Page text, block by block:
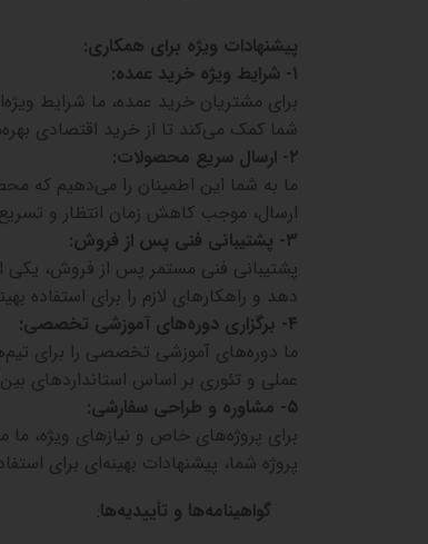
پیشنهادات ویژه برای همکاری:
۱- شرایط ویژه خرید عمده:
برای مشتریان خرید عمده، ما شرایط
شما کمک می‌کند تا از خرید اقتصادی
۲- ارسال سریع محصولات:
ما به شما این اطمینان را می‌دهیم که
ارسال، موجب کاهش زمان انتظار و
۳- پشتیبانی فنی پس از فروش:
پشتیبانی فنی مستمر پس از فروش، یکی
دهد و راهکارهای لازم را برای استفاده
۴- برگزاری دوره‌های آموزشی تخصصی:
ما دوره‌های آموزشی تخصصی را برای
عملی و تئوری بر اساس استانداردهای
۵- مشاوره و طراحی سفارشی:
برای پروژه‌های خاص و نیازهای ویژه،
پروژه شما، پیشنهادات بهینه‌ای برای
گواهینامه‌ها و تأییدیه‌ها: